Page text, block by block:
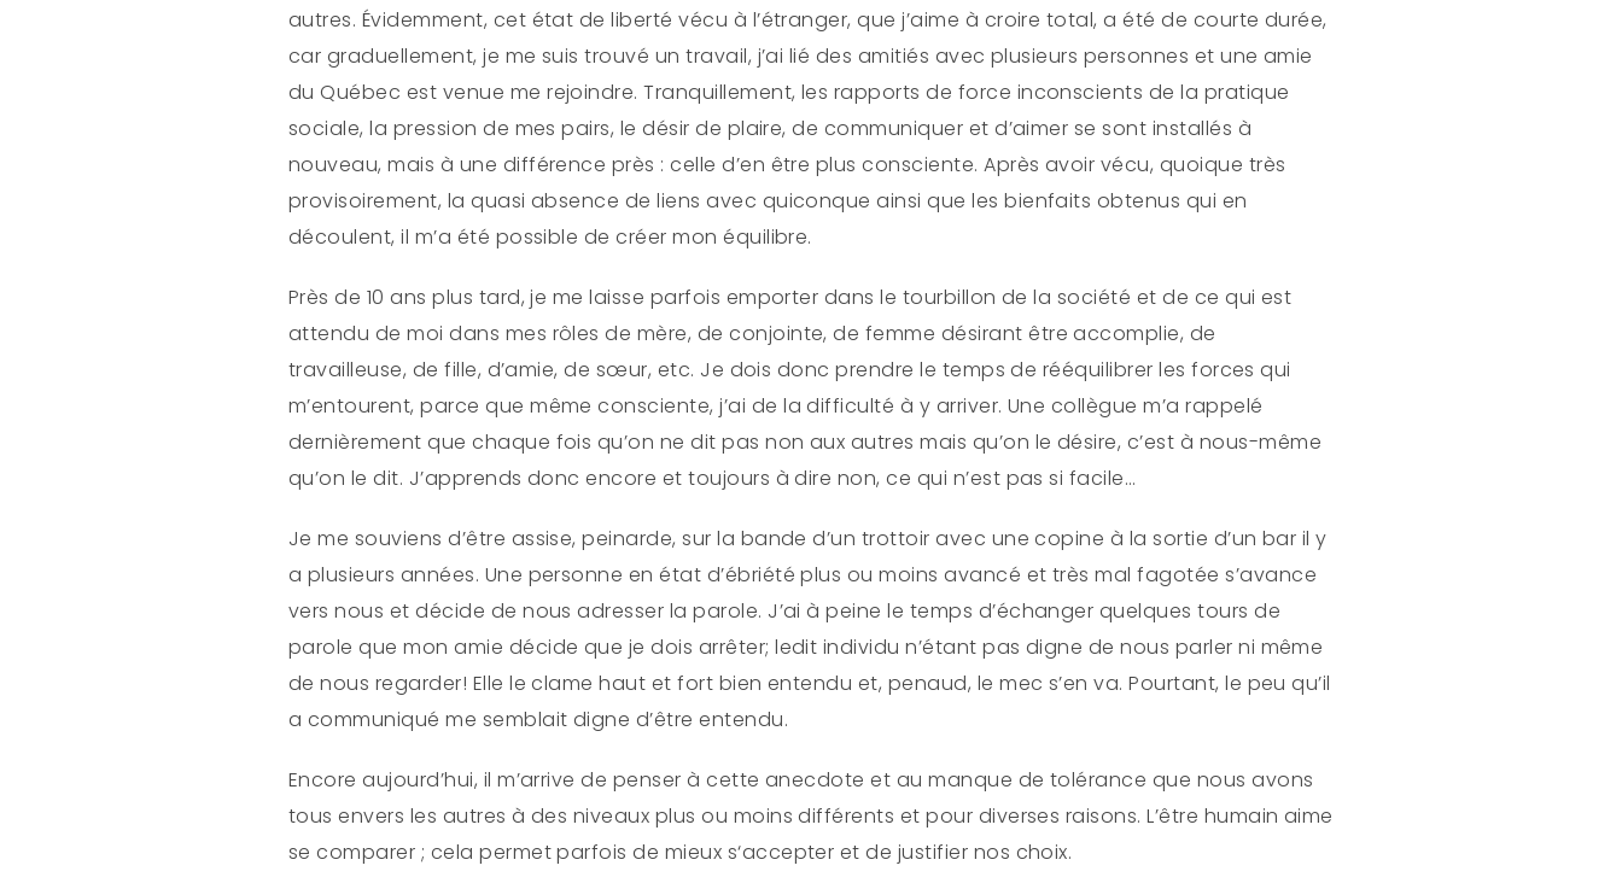
autres. Évidemment, cet état de liberté vécu à l’étranger, que j’aime à croire total, a été de courte durée,
car graduellement, je me suis trouvé un travail, j’ai lié des amitiés avec plusieurs personnes et une amie
du Québec est venue me rejoindre. Tranquillement, les rapports de force inconscients de la pratique
sociale, la pression de mes pairs, le désir de plaire, de communiquer et d’aimer se sont installés à
nouveau, mais à une différence près : celle d’en être plus consciente. Après avoir vécu, quoique très
provisoirement, la quasi absence de liens avec quiconque ainsi que les bienfaits obtenus qui en
découlent, il m’a été possible de créer mon équilibre.
Près de 10 ans plus tard, je me laisse parfois emporter dans le tourbillon de la société et de ce qui est
attendu de moi dans mes rôles de mère, de conjointe, de femme désirant être accomplie, de
travailleuse, de fille, d’amie, de sœur, etc. Je dois donc prendre le temps de rééquilibrer les forces qui
m’entourent, parce que même consciente, j’ai de la difficulté à y arriver. Une collègue m’a rappelé
dernièrement que chaque fois qu’on ne dit pas non aux autres mais qu’on le désire, c’est à nous-même
qu’on le dit. J’apprends donc encore et toujours à dire non, ce qui n’est pas si facile…
Je me souviens d’être assise, peinarde, sur la bande d’un trottoir avec une copine à la sortie d’un bar il y
a plusieurs années. Une personne en état d’ébriété plus ou moins avancé et très mal fagotée s’avance
vers nous et décide de nous adresser la parole. J’ai à peine le temps d’échanger quelques tours de
parole que mon amie décide que je dois arrêter; ledit individu n’étant pas digne de nous parler ni même
de nous regarder! Elle le clame haut et fort bien entendu et, penaud, le mec s’en va. Pourtant, le peu qu’il
a communiqué me semblait digne d’être entendu.
Encore aujourd’hui, il m’arrive de penser à cette anecdote et au manque de tolérance que nous avons
tous envers les autres à des niveaux plus ou moins différents et pour diverses raisons. L’être humain aime
se comparer ; cela permet parfois de mieux s‘accepter et de justifier nos choix.